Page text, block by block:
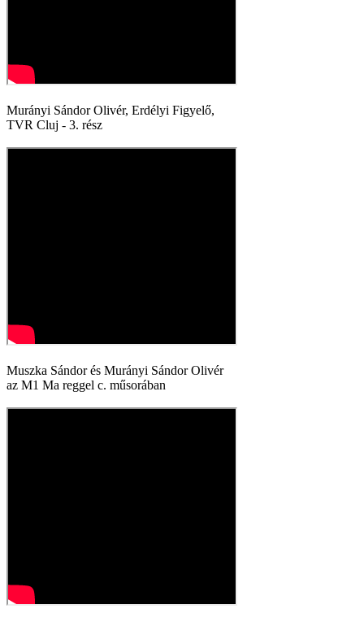
Murányi Sándor Olivér, Erdélyi Figyelő,
TVR Cluj - 3. rész
Muszka Sándor és Murányi Sándor Olivér
az M1 Ma reggel c. műsorában